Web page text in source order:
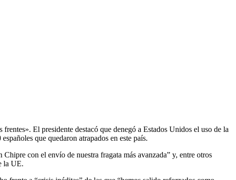
El presidente destacó que denegó a Estados Unidos el uso de la
que quedaron atrapados en este país.
con el envío de nuestra fragata más avanzada” y, entre otros
la UE.